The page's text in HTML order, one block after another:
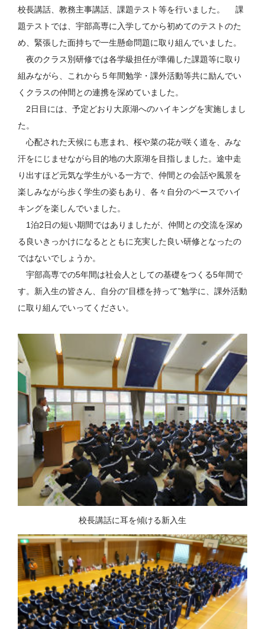
校長講話、教務主事講話、課題テスト等を行いました。 課
題テストでは、宇部高専に入学してから初めてのテストのた
め、緊張した面持ちで一生懸命問題に取り組んでいました。
夜のクラス別研修では各学級担任が準備した課題等に取り
組みながら、これから５年間勉学・課外活動等共に励んでい
くクラスの仲間との連携を深めていました。
2日目には、予定どおり大原湖へのハイキングを実施しまし
た。
心配された天候にも恵まれ、桜や菜の花が咲く道を、みな
汗をにじませながら目的地の大原湖を目指しました。途中走
り出すほど元気な学生がいる一方で、仲間との会話や風景を
楽しみながら歩く学生の姿もあり、各々自分のペースでハイ
キングを楽しんでいました。
1泊2日の短い期間ではありましたが、仲間との交流を深め
る良いきっかけになるとともに充実した良い研修となったの
ではないでしょうか。
宇部高専での5年間は社会人としての基礎をつくる5年間で
す。新入生の皆さん、自分の“目標を持って”勉学に、課外活動
に取り組んでいってください。
校長講話に耳を傾ける新入生